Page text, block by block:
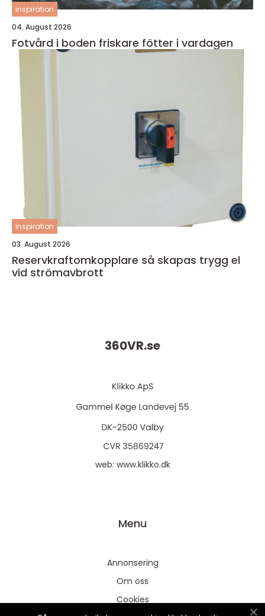
inspiration
04. August 2026
Fotvård i boden friskare fötter i vardagen
inspiration
03. August 2026
Reservkraftomkopplare så skapas trygg el
vid strömavbrott
360VR.se
web: www.klikko.dk
Menu
Annonsering
Om oss
Cookies